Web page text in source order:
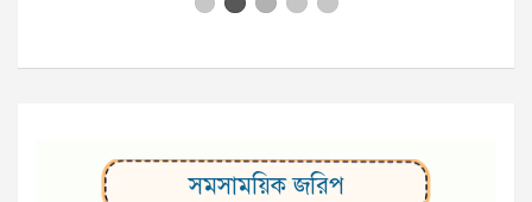
সমসাময়িক জরিপ